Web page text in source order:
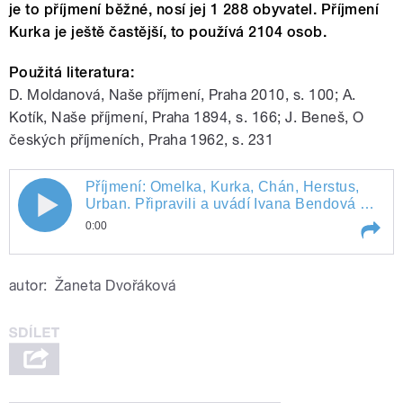
je to příjmení běžné, nosí jej 1 288 obyvatel. Příjmení
Kurka je ještě častější, to používá 2104 osob.
Použitá literatura:
D. Moldanová, Naše příjmení, Praha 2010, s. 100; A.
Kotík, Naše příjmení, Praha 1894, s. 166; J. Beneš, O
českých příjmeních, Praha 1962, s. 231
Příjmení: Omelka, Kurka, Chán, Herstus,
Urban. Připravili a uvádí Ivana Bendová a
Jiří Holoubek.
0:00
autor: Žaneta Dvořáková